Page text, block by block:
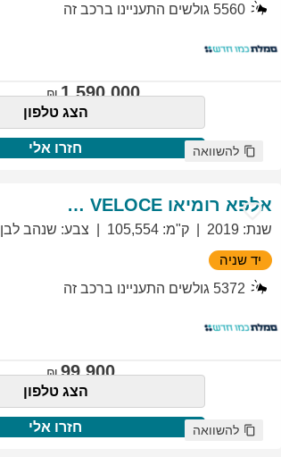
5560 גולשים התעניינו ברכב זה
1,590,000
הצג טלפון
חזרו אלי להשוואה
אלפא רומיאו GIULIETTA VELOCE
שנת:
2019 ק"מ:
105,554 צבע: שנהב לבן
יד שניה
5372 גולשים התעניינו ברכב זה
99,900
הצג טלפון
חזרו אלי להשוואה